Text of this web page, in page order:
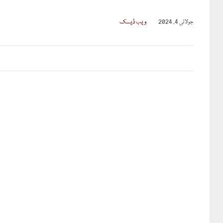
جولائی 4, 2024 ویب ڈیسک